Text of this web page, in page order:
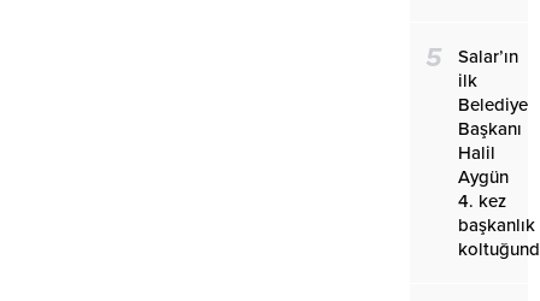
5
Salar’ın
ilk
Belediye
Başkanı
Halil
Aygün
4. kez
başkanlık